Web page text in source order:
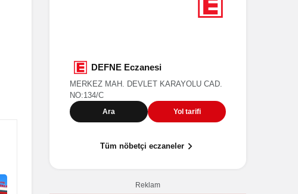
DEFNE Eczanesi
MERKEZ MAH. DEVLET KARAYOLU CAD.
NO:134/C
Ara Yol tarifi
Tüm nöbetçi eczaneler
Reklam